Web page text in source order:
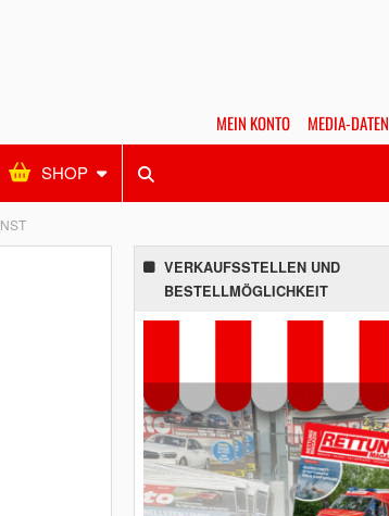
MEIN KONTO MEDIA-DATEN
SHOP
VERKAUFSSTELLEN UND
BESTELLMÖGLICHKEIT